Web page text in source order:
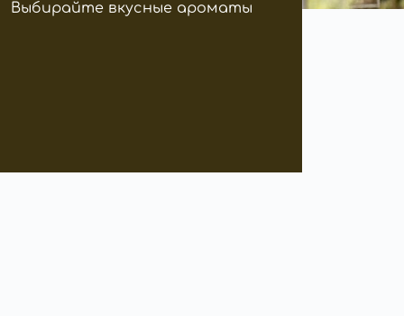
Выбирайте вкусные ароматы